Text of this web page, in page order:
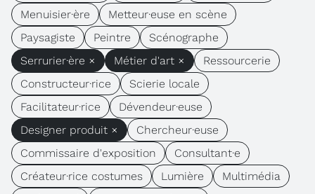
Menuisier·ère
Metteur·euse en scène
Paysagiste
Peintre
Scénographe
Serrurier·ère ×
Métier d'art ×
Ressourcerie
Constructeur·rice
Scierie locale
Facilitateur·rice
Dévendeur·euse
Designer produit ×
Chercheur·euse
Commissaire d'exposition
Consultant·e
Créateur·rice costumes
Lumière
Multimédia